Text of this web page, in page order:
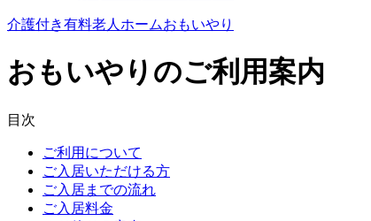
介護付き有料老人ホームおもいやり
おもいやりのご利用案内
目次
ご利用について
ご入居いただける方
ご入居までの流れ
ご入居料金